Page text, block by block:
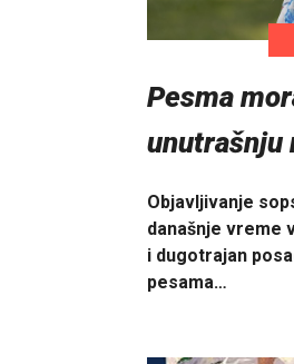
Pesma
unutrašnju
Objavljivanje
današnje vreme
i dugotrajan
pesama…